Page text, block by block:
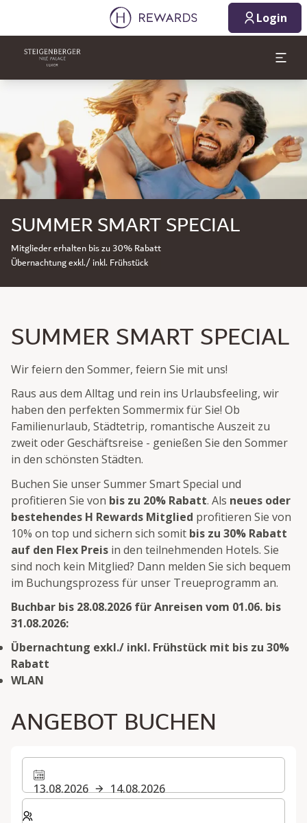
Login
SUMMER SMART SPECIAL
Mitglieder erhalten bis zu 30% Rabatt
Übernachtung exkl./ inkl. Frühstück
SUMMER SMART SPECIAL
Wir feiern den Sommer, feiern Sie mit uns!
Raus aus dem Alltag und rein ins Urlaubsfeeling, wir
haben den perfekten Sommermix für Sie! Ob
Familienurlaub, Städtetrip, romantische Auszeit zu
zweit oder Geschäftsreise - genießen Sie den Sommer
in den schönsten Städten.
Buchen Sie unser Summer Smart Special und
profitieren Sie von bis zu 20% Rabatt. Als neues oder
bestehendes H Rewards Mitglied profitieren Sie von
10% on top und sichern sich somit bis zu 30% Rabatt
auf den Flex Preis in den teilnehmenden Hotels. Sie
sind noch kein Mitglied? Dann melden Sie sich bequem
im Buchungsprozess für unser Treueprogramm an.
Buchbar bis 28.08.2026 für Anreisen vom 01.06. bis
31.08.2026:
Übernachtung exkl./ inkl. Frühstück mit bis zu 30%
Rabatt
WLAN
ANGEBOT BUCHEN
13.08.2026
14.08.2026
Wählen Sie die Anzahl der Zimmer und Gäste für Ihren